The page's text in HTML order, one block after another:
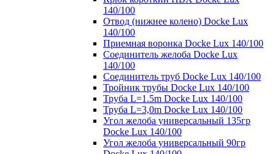
140/100
Отвод (нижнее колено) Docke Lux
140/100
Приемная воронка Docke Lux 140/100
Соединитель желоба Docke Lux
140/100
Соединитель труб Docke Lux 140/100
Тройник трубы Docke Lux 140/100
Труба L=1.5m Docke Lux 140/100
Труба L=3,0m Docke Lux 140/100
Угол желоба универсальный 135гр
Docke Lux 140/100
Угол желоба универсальный 90гр